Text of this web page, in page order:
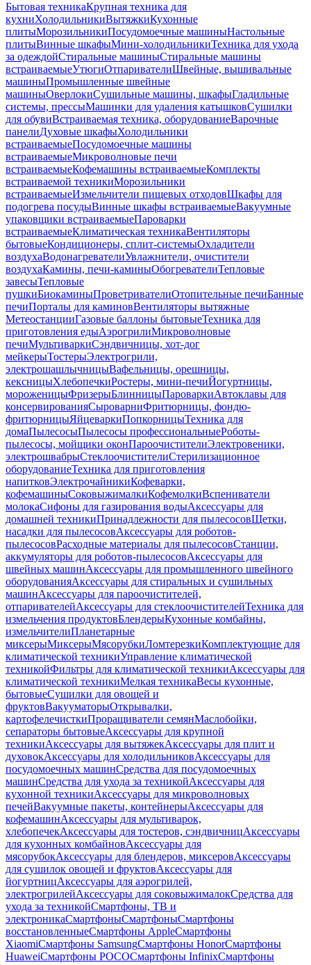
Бытовая техникаКрупная техника для
кухниХолодильникиВытяжкиКухонные
плитыМорозильникиПосудомоечные машиныНастольные
плитыВинные шкафыМини-холодильникиТехника для ухода
за одеждойСтиральные машиныСтиральные машины
встраиваемыеУтюгиОтпаривателиШвейные, вышивальные
машиныПромышленные швейные
машиныОверлокиСушильные машины, шкафыГладильные
системы, прессыМашинки для удаления катышковСушилки
для обувиВстраиваемая техника, оборудованиеВарочные
панелиДуховые шкафыХолодильники
встраиваемыеПосудомоечные машины
встраиваемыеМикроволновые печи
встраиваемыеКофемашины встраиваемыеКомплекты
встраиваемой техникиМорозильники
встраиваемыеИзмельчители пищевых отходовШкафы для
подогрева посудыВинные шкафы встраиваемыеВакуумные
упаковщики встраиваемыеПароварки
встраиваемыеКлиматическая техникаВентиляторы
бытовыеКондиционеры, сплит-системыОхладители
воздухаВодонагревателиУвлажнители, очистители
воздухаКамины, печи-каминыОбогревателиТепловые
завесыТепловые
пушкиБиокаминыПроветривателиОтопительные печиБанные
печиПорталы для каминовВентиляторы вытяжные
МетеостанцииГазовые баллоны бытовыеТехника для
приготовления едыАэрогрилиМикроволновые
печиМультиваркиСэндвичницы, хот-дог
мейкерыТостерыЭлектрогрили,
электрошашлычницыВафельницы, орешницы,
кексницыХлебопечкиРостеры, мини-печиЙогуртницы,
мороженицыФризерыБлинницыПароваркиАвтоклавы для
консервированияСыроварниФритюрницы, фондю-
фритюрницыЯйцеваркиПопкорницыТехника для
домаПылесосыПылесосы профессиональныеРоботы-
пылесосы, мойщики оконПароочистителиЭлектровеники,
электрошвабрыСтеклоочистителиСтерилизационное
оборудованиеТехника для приготовления
напитковЭлектрочайникиКофеварки,
кофемашиныСоковыжималкиКофемолкиВспениватели
молокаСифоны для газирования водыАксессуары для
домашней техникиПринадлежности для пылесосовЩетки,
насадки для пылесосовАксессуары для роботов-
пылесосовРасходные материалы для пылесосовСтанции,
аккумуляторы для роботов-пылесосовАксессуары для
швейных машинАксессуары для промышленного швейного
оборудованияАксессуары для стиральных и сушильных
машинАксессуары для пароочистителей,
отпаривателейАксессуары для стеклоочистителейТехника для
измельчения продуктовБлендерыКухонные комбайны,
измельчителиПланетарные
миксерыМиксерыМясорубкиЛомтерезкиКомплектующие для
климатической техникиУправление климатической
техникойФильтры для климатической техникиАксессуары для
климатической техникиМелкая техникаВесы кухонные,
бытовыеСушилки для овощей и
фруктовВакууматорыОткрывалки,
картофелечисткиПроращиватели семянМаслобойки,
сепараторы бытовыеАксессуары для крупной
техникиАксессуары для вытяжекАксессуары для плит и
духовокАксессуары для холодильниковАксессуары для
посудомоечных машинСредства для посудомоечных
машинСредства для ухода за техникойАксессуары для
кухонной техникиАксессуары для микроволновых
печейВакуумные пакеты, контейнерыАксессуары для
кофемашинАксессуары для мультиварок,
хлебопечекАксессуары для тостеров, сэндвичницАксессуары
для кухонных комбайновАксессуары для
мясорубокАксессуары для блендеров, миксеровАксессуары
для сушилок овощей и фруктовАксессуары для
йогуртницАксессуары для аэрогрилей,
электрогрилейАксессуары для соковыжималокСредства для
ухода за техникойСмартфоны, ТВ и
электроникаСмартфоныСмартфоныСмартфоны
восстановленныеСмартфоны AppleСмартфоны
XiaomiСмартфоны SamsungСмартфоны HonorСмартфоны
HuaweiСмартфоны POCOСмартфоны InfinixСмартфоны